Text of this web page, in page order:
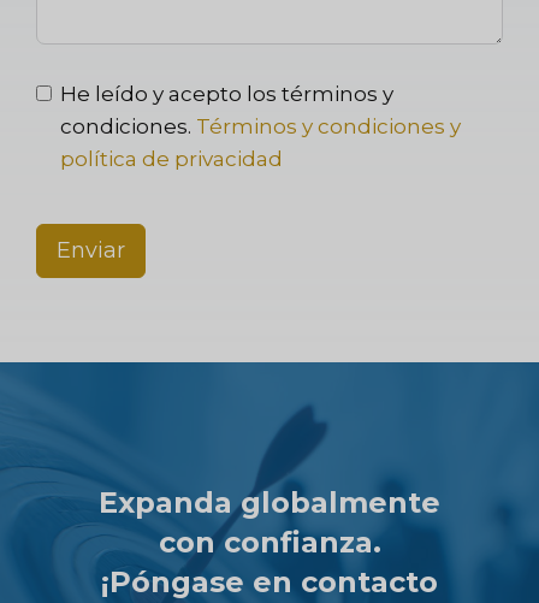
He leído y acepto los términos y
condiciones. Términos y condiciones y
política de privacidad
Enviar
Expanda globalmente
con confianza.
¡Póngase en contacto